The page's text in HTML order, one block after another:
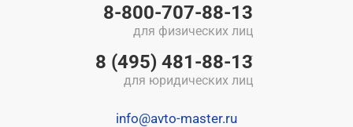
8-800-707-88-13
для физических лиц
8 (495) 481-88-13
для юридических лиц
info@avto-master.ru